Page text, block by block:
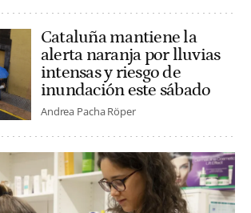
Cataluña mantiene la
alerta naranja por lluvias
intensas y riesgo de
inundación este sábado
Andrea Pacha Röper